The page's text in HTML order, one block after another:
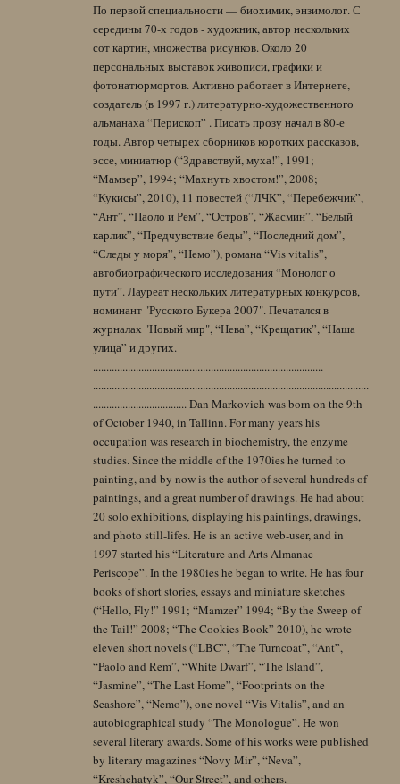
По первой специальности — биохимик, энзимолог. С
середины 70-х годов - художник, автор нескольких
сот картин, множества рисунков. Около 20
персональных выставок живописи, графики и
фотонатюрмортов. Активно работает в Интернете,
создатель (в 1997 г.) литературно-художественного
альманаха “Перископ” . Писать прозу начал в 80-е
годы. Автор четырех сборников коротких рассказов,
эссе, миниатюр (“Здравствуй, муха!”, 1991;
“Мамзер”, 1994; “Махнуть хвостом!”, 2008;
“Кукисы”, 2010), 11 повестей (“ЛЧК”, “Перебежчик”,
“Ант”, “Паоло и Рем”, “Остров”, “Жасмин”, “Белый
карлик”, “Предчувствие беды”, “Последний дом”,
“Следы у моря”, “Немо”), романа “Vis vitalis”,
автобиографического исследования “Монолог о
пути”. Лауреат нескольких литературных конкурсов,
номинант "Русского Букера 2007". Печатался в
журналах "Новый мир", “Нева”, “Крещатик”, “Наша
улица” и других.
......................................................................................
.......................................................................................................
................................... Dan Markovich was born on the 9th
of October 1940, in Tallinn. For many years his
occupation was research in biochemistry, the enzyme
studies. Since the middle of the 1970ies he turned to
painting, and by now is the author of several hundreds of
paintings, and a great number of drawings. He had about
20 solo exhibitions, displaying his paintings, drawings,
and photo still-lifes. He is an active web-user, and in
1997 started his “Literature and Arts Almanac
Periscope”. In the 1980ies he began to write. He has four
books of short stories, essays and miniature sketches
(“Hello, Fly!” 1991; “Mamzer” 1994; “By the Sweep of
the Tail!” 2008; “The Cookies Book” 2010), he wrote
eleven short novels (“LBC”, “The Turncoat”, “Ant”,
“Paolo and Rem”, “White Dwarf”, “The Island”,
“Jasmine”, “The Last Home”, “Footprints on the
Seashore”, “Nemo”), one novel “Vis Vitalis”, and an
autobiographical study “The Monologue”. He won
several literary awards. Some of his works were published
by literary magazines “Novy Mir”, “Neva”,
“Kreshchatyk”, “Our Street”, and others.